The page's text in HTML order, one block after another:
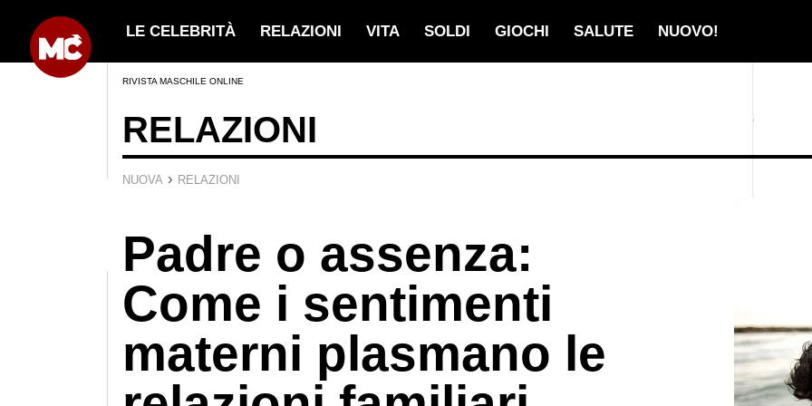
LE CELEBRITÀ RELAZIONI VITA SOLDI GIOCHI SALUTE NUOVO!
RIVISTA MASCHILE ONLINE
RELAZIONI
NUOVA › RELAZIONI
Padre o assenza:
Come i sentimenti
materni plasmano le